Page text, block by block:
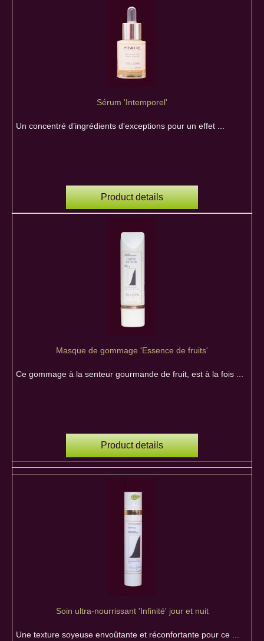
Sérum 'Intemporel'
Un concentré d’ingrédients d’exceptions pour un effet ...
Product details
Masque de gommage 'Essence de fruits'
Ce gommage à la senteur gourmande de fruit, est à la fois ...
Product details
Soin ultra-nourrissant 'Infinité' jour et nuit
Une texture soyeuse envoûtante et réconfortante pour ce ...